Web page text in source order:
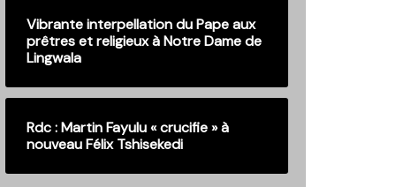
Vibrante interpellation du Pape aux
prêtres et religieux à Notre Dame de
Lingwala
Rdc : Martin Fayulu « crucifie » à
nouveau Félix Tshisekedi